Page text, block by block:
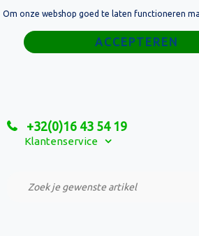
+32(0)16 43 54 19
Klantenservice
Home
Relatiegeschenken
Custom Made Projecten
Om onze webshop goed te laten functioneren